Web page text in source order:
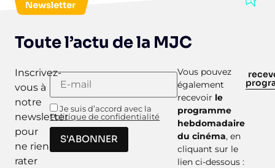
Toute l’actu de la MJC
Inscrivez-
vous à
notre
newsletter
pour
ne rien
rater
Je suis d’accord avec la
Politique de confidentialité
S'ABONNER
Vous pouvez
également
recevoir le
programme
hebdomadaire
du cinéma, en
cliquant sur le
lien ci-dessous :